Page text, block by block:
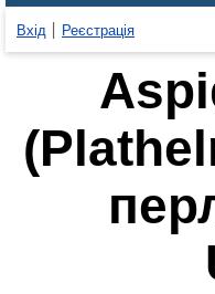
Вхід Реєстрація